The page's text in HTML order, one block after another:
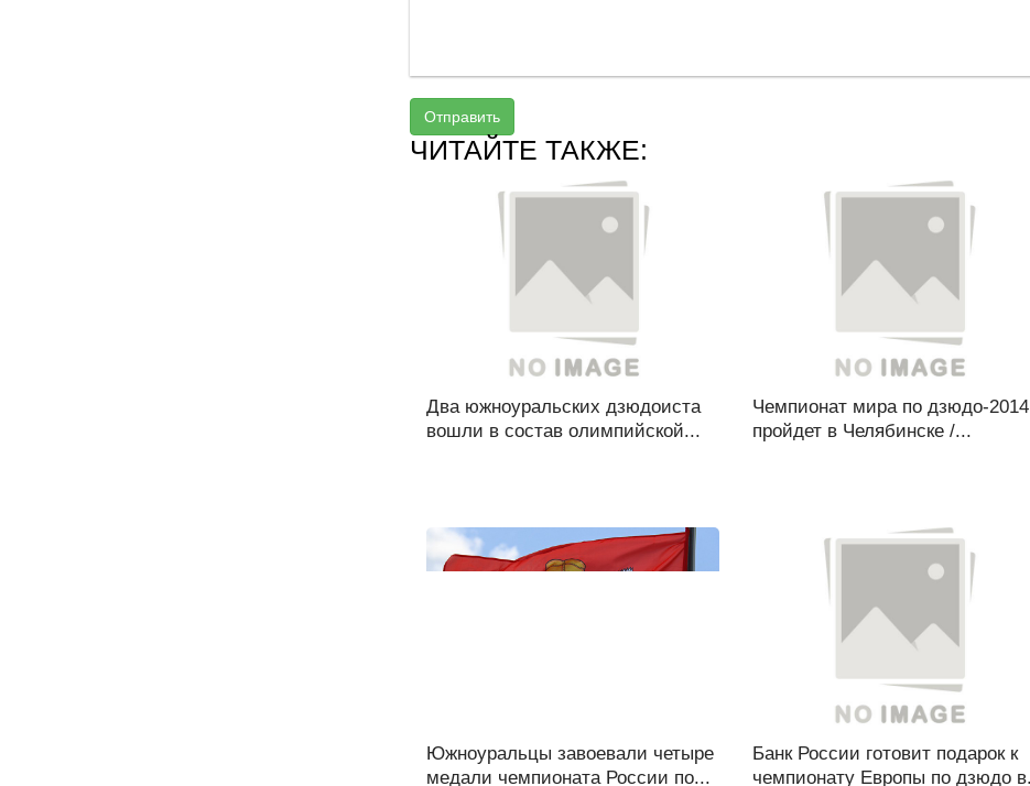
Отправить
ЧИТАЙТЕ ТАКЖЕ:
Два южноуральских дзюдоиста
вошли в состав олимпийской...
Чемпионат мира по дзюдо-2014
пройдет в Челябинске /...
Южноуральцы завоевали четыре
медали чемпионата России по...
Банк России готовит подарок к
чемпионату Европы по дзюдо